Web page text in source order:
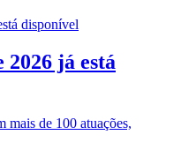
já está
mais de 100 atuações,